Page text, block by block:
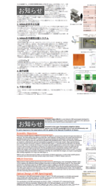
お知らせ
お知らせ